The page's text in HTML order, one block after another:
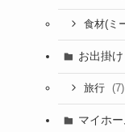
食材(ミ
お出掛け
旅行 (7)
マイホー